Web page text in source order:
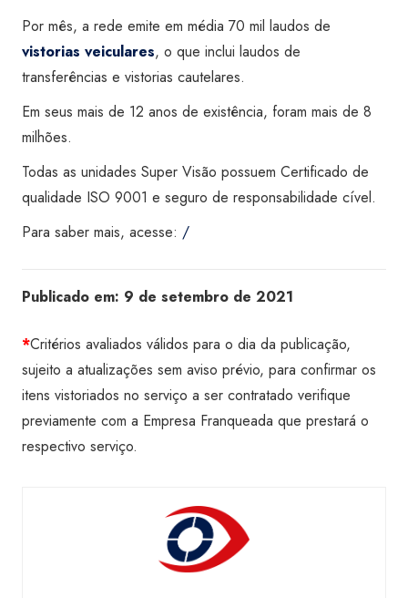
Por mês, a rede emite em média 70 mil laudos de
vistorias veiculares, o que inclui laudos de
transferências e vistorias cautelares.
Em seus mais de 12 anos de existência, foram mais de 8
milhões.
Todas as unidades Super Visão possuem Certificado de
qualidade ISO 9001 e seguro de responsabilidade cível.
Para saber mais, acesse: /
Publicado em: 9 de setembro de 2021
*Critérios avaliados válidos para o dia da publicação,
sujeito a atualizações sem aviso prévio, para confirmar os
itens vistoriados no serviço a ser contratado verifique
previamente com a Empresa Franqueada que prestará o
respectivo serviço.